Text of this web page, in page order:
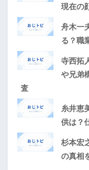
現在の
舟木一
る？職
寺西拓
や兄弟
査
糸井恵
供は？
杉本宏
の真相